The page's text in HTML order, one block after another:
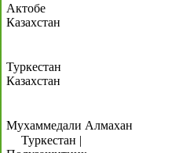
Актобе
Казахстан
Туркестан
Казахстан
Мухаммедали Алмахан
Туркестан |